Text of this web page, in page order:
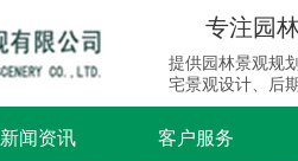
专注园
提供园林景观规
宅景观设计、后
新闻资讯 客户服务